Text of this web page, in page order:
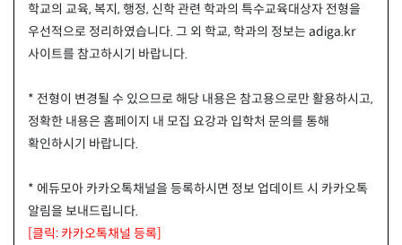
학교의 교육, 복지, 행정, 신학 관련 학과의 특수교육대상자 전형을
우선적으로 정리하였습니다. 그 외 학교, 학과의 정보는 adiga.kr
사이트를 참고하시기 바랍니다.
* 전형이 변경될 수 있으므로 해당 내용은 참고용으로만 활용하시고,
정확한 내용은 홈페이지 내 모집 요강과 입학처 문의를 통해
확인하시기 바랍니다.
* 에듀모아 카카오톡채널을 등록하시면 정보 업데이트 시 카카오톡
알림을 보내드립니다.
[클릭: 카카오톡채널 등록]